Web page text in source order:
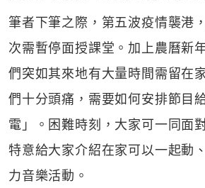
筆者下筆之際，第五波疫情襲港
次需暫停面授課堂。加上農曆新
們突如其來地有大量時間需留在
們十分頭痛，需要如何安排節目
電」。困難時刻，大家可一同面
特意給大家介紹在家可以一起動
力音樂活動。